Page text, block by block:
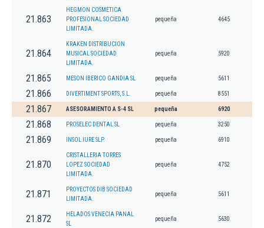
21.863
HEGMON COSMETICA
PROFESIONAL SOCIEDAD
LIMITADA.
pequeña 4645
21.864
KRAKEN DISTRIBUCION
MUSICAL SOCIEDAD
LIMITADA.
pequeña 5920
21.865 MESON IBERICO GANDIA SL pequeña 5611
21.866 DIVERTIMENT SPORTS, S.L. pequeña 8551
21.867 ASESORAMIENTO A S-4 SL pequeña 6920
21.868 PROSELEC DENTAL SL pequeña 3250
21.869 INSOL IURE SLP. pequeña 6910
21.870
CRISTALLERIA TORRES
LOPEZ SOCIEDAD
LIMITADA.
pequeña 4752
21.871
PROYECTOS DIB SOCIEDAD
LIMITADA.
pequeña 5611
21.872
HELADOS VENECIA PANAL
SL
pequeña 5630